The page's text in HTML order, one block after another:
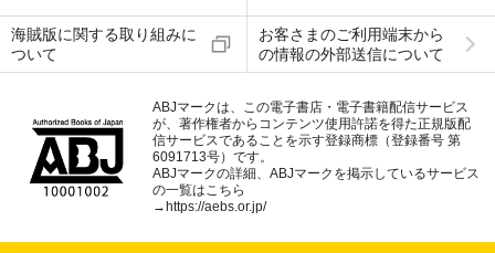
海賊版に関する取り組みに
ついて
お客さまのご利用端末から
の情報の外部送信について
ABJマークは、この電子書店・電子書籍配信サービス
が、著作権者からコンテンツ使用許諾を得た正規版配
信サービスであることを示す登録商標（登録番号 第
6091713号）です。
ABJマークの詳細、ABJマークを掲示しているサービス
の一覧はこちら
→ https://aebs.or.jp/